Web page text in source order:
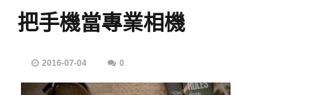
把手機當專業相機
2016-07-04 0